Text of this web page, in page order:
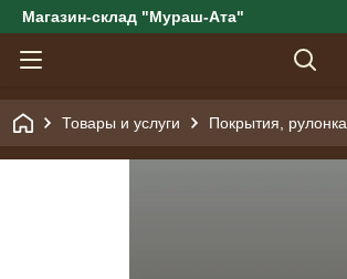
Магазин-склад "Мураш-Ата"
Товары и услуги Покрытия, рулонка